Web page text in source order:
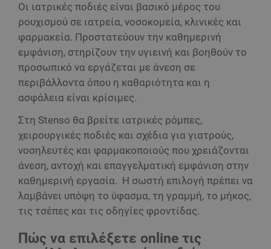
Οι ιατρικές ποδιές είναι βασικό μέρος του
ρουχισμού σε ιατρεία, νοσοκομεία, κλινικές και
φαρμακεία. Προστατεύουν την καθημερινή
εμφάνιση, στηρίζουν την υγιεινή και βοηθούν το
προσωπικό να εργάζεται με άνεση σε
περιβάλλοντα όπου η καθαριότητα και η
ασφάλεια είναι κρίσιμες.
Στη Stenso θα βρείτε ιατρικές ρόμπες,
χειρουργικές ποδιές και σχέδια για γιατρούς,
νοσηλευτές και φαρμακοποιούς που χρειάζονται
άνεση, αντοχή και επαγγελματική εμφάνιση στην
καθημερινή εργασία. Η σωστή επιλογή πρέπει να
λαμβάνει υπόψη το ύφασμα, τη γραμμή, το μήκος,
τις τσέπες και τις οδηγίες φροντίδας.
Πώς να επιλέξετε online τις